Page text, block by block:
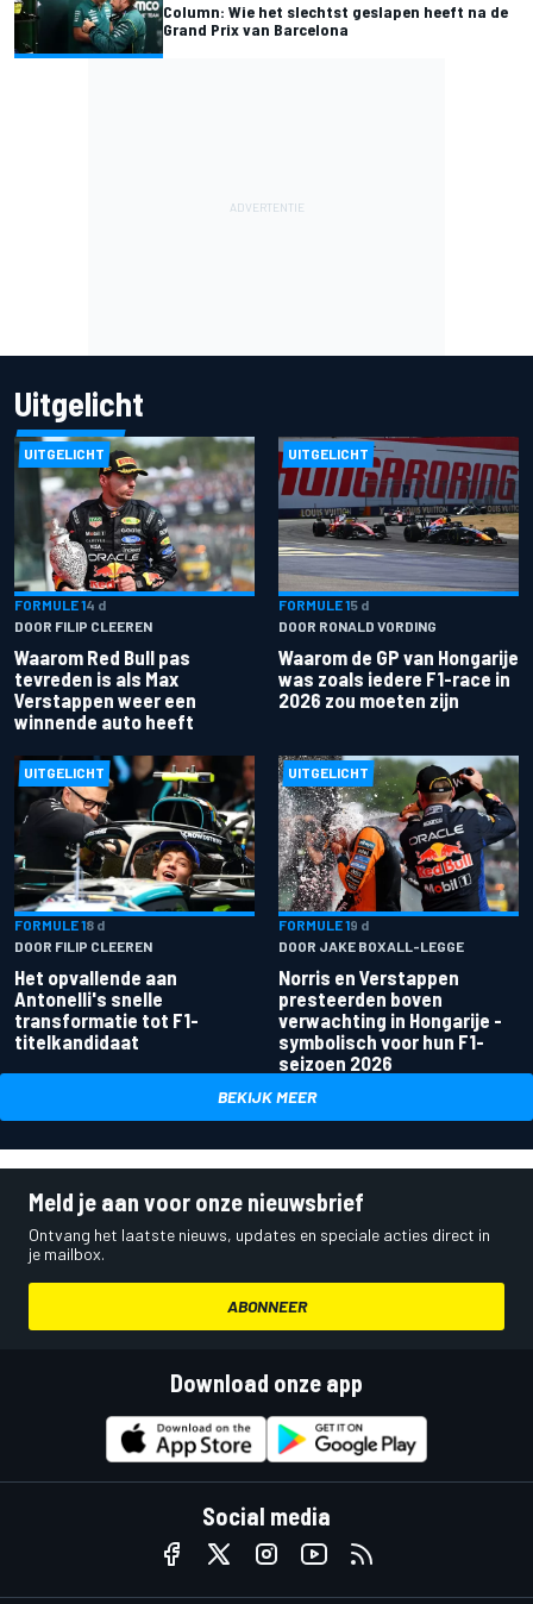
Column: Wie het slechtst geslapen heeft na de
Grand Prix van Barcelona
Uitgelicht
UITGELICHT
FORMULE 14 d
DOOR FILIP CLEEREN
Waarom Red Bull pas
tevreden is als Max
Verstappen weer een
winnende auto heeft
UITGELICHT
FORMULE 15 d
DOOR RONALD VORDING
Waarom de GP van Hongarije
was zoals iedere F1-race in
2026 zou moeten zijn
UITGELICHT
FORMULE 18 d
DOOR FILIP CLEEREN
Het opvallende aan
Antonelli's snelle
transformatie tot F1-
titelkandidaat
UITGELICHT
FORMULE 19 d
DOOR JAKE BOXALL-LEGGE
Norris en Verstappen
presteerden boven
verwachting in Hongarije -
symbolisch voor hun F1-
seizoen 2026
BEKIJK MEER
Meld je aan voor onze nieuwsbrief
Ontvang het laatste nieuws, updates en speciale acties direct in
je mailbox.
ABONNEER
Download onze app
Social media